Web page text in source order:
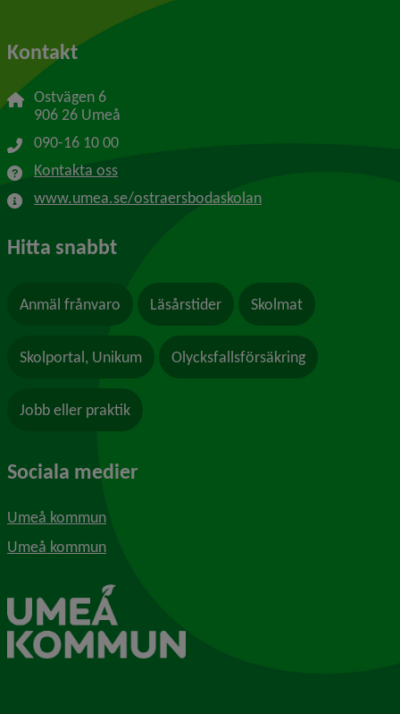
Kontakt
Ostvägen 6
906 26 Umeå
090-16 10 00
Kontakta oss
www.umea.se/ostraersbodaskolan
Hitta snabbt
Anmäl frånvaro Läsårstider Skolmat
Skolportal, Unikum Olycksfallsförsäkring
Jobb eller praktik
Sociala medier
Umeå kommun
Umeå kommun